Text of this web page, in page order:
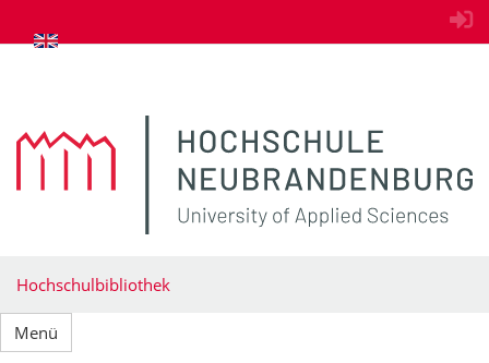
zum Inhalt springen
Hochschulbibliothek
Menü